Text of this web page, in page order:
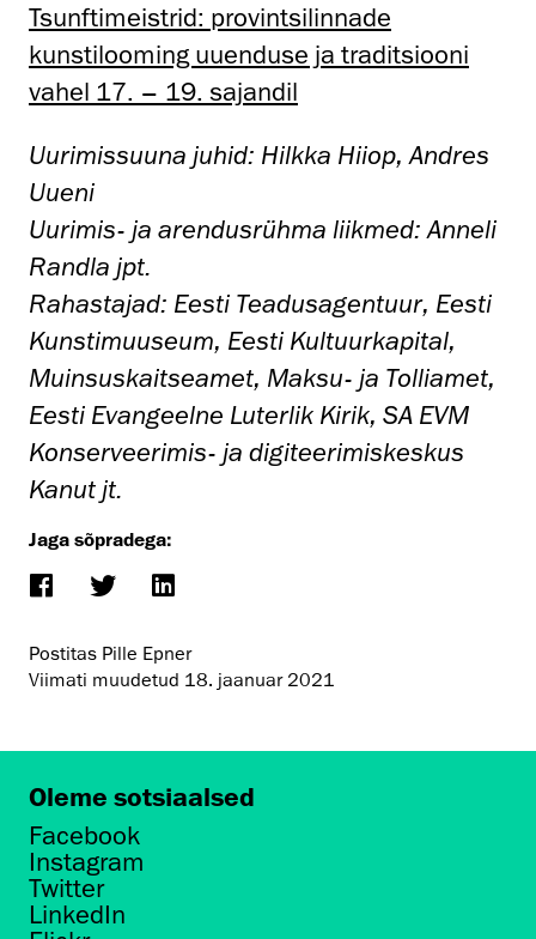
Tsunftimeistrid: provintsilinnade
kunstilooming uuenduse ja traditsiooni
vahel 17. – 19. sajandil
Uurimissuuna juhid: Hilkka Hiiop, Andres
Uueni
Uurimis- ja arendusrühma liikmed: Anneli
Randla jpt.
Rahastajad: Eesti Teadusagentuur, Eesti
Kunstimuuseum, Eesti Kultuurkapital,
Muinsuskaitseamet, Maksu- ja Tolliamet,
Eesti Evangeelne Luterlik Kirik, SA EVM
Konserveerimis- ja digiteerimiskeskus
Kanut jt.
Jaga sõpradega:
Postitas Pille Epner
Viimati muudetud 18. jaanuar 2021
Oleme sotsiaalsed
Facebook
Instagram
Twitter
LinkedIn